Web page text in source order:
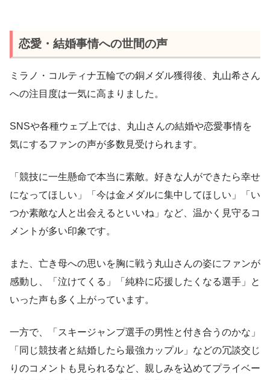
恋愛・結婚事情への世間の声
ミラノ・コルティナ五輪での銅メダル獲得後、丸山希さん
への注目度は一気に高まりました。
SNSや各種ウェブ上では、丸山さんの結婚や恋愛事情を
気にするファンの声が多数見受けられます。
「競技に一生懸命で本当に素敵。好きな人ができたら幸せ
になってほしい」「今は金メダルに集中してほしい」「い
つか素敵な人と出会えるといいね」など、温かく見守るコ
メントが多い印象です。
また、亡き母への思いを胸に戦う丸山さんの姿にファンが
感動し、「泣けてくる」「純粋に応援したくなる選手」と
いった声も多く上がっています。
一方で、「スキージャンプ選手の男性と付き合うのかな」
「同じ競技者と結婚したら最強カップル」などの冗談交じ
りのコメントも見られるなど、親しみを込めてプライベー